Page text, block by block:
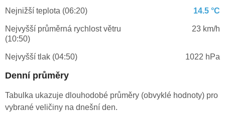
Nejnižší teplota (06:20) 14.5 °C
Nejvyšší průměrná rychlost větru
(10:50)
23 km/h
Nejvyšší tlak (04:50) 1022 hPa
Denní průměry
Tabulka ukazuje dlouhodobé průměry (obvyklé hodnoty) pro
vybrané veličiny na dnešní den.